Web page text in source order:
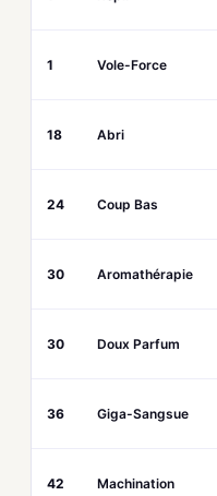
1 Vole-Force
18 Abri
24 Coup Bas
30 Aromathérapie
30 Doux Parfum
36 Giga-Sangsue
42 Machination